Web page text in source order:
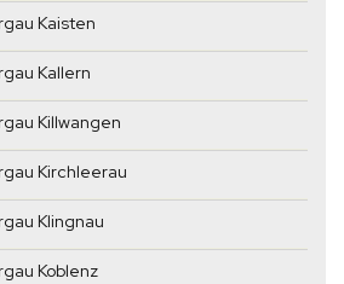
Kaisten
Kallern
Killwangen
Kirchleerau
Klingnau
Koblenz